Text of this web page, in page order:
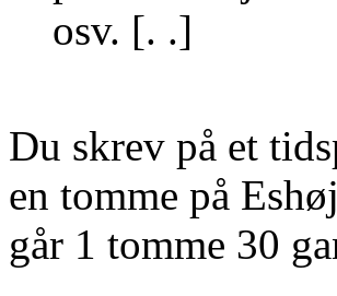
osv. [. .]
Du skrev på et
en tomme på
går 1 tomme 30